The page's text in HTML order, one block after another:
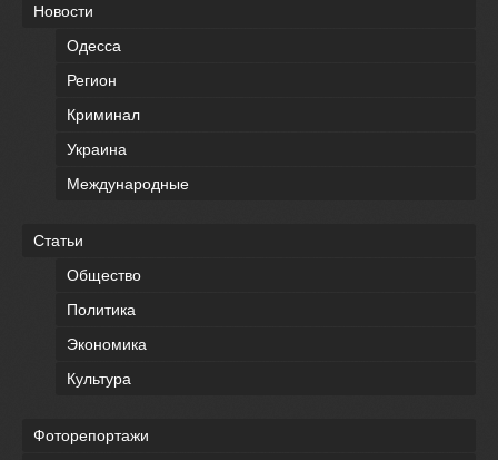
Новости
Одесса
Регион
Криминал
Украина
Международные
Статьи
Общество
Политика
Экономика
Культура
Фоторепортажи